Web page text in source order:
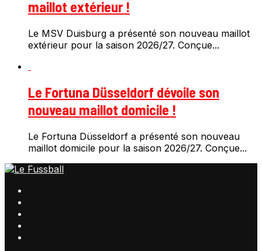
maillot extérieur !
Le MSV Duisburg a présenté son nouveau maillot
extérieur pour la saison 2026/27. Conçue...
Le Fortuna Düsseldorf dévoile son
nouveau maillot domicile !
Le Fortuna Düsseldorf a présenté son nouveau
maillot domicile pour la saison 2026/27. Conçue...